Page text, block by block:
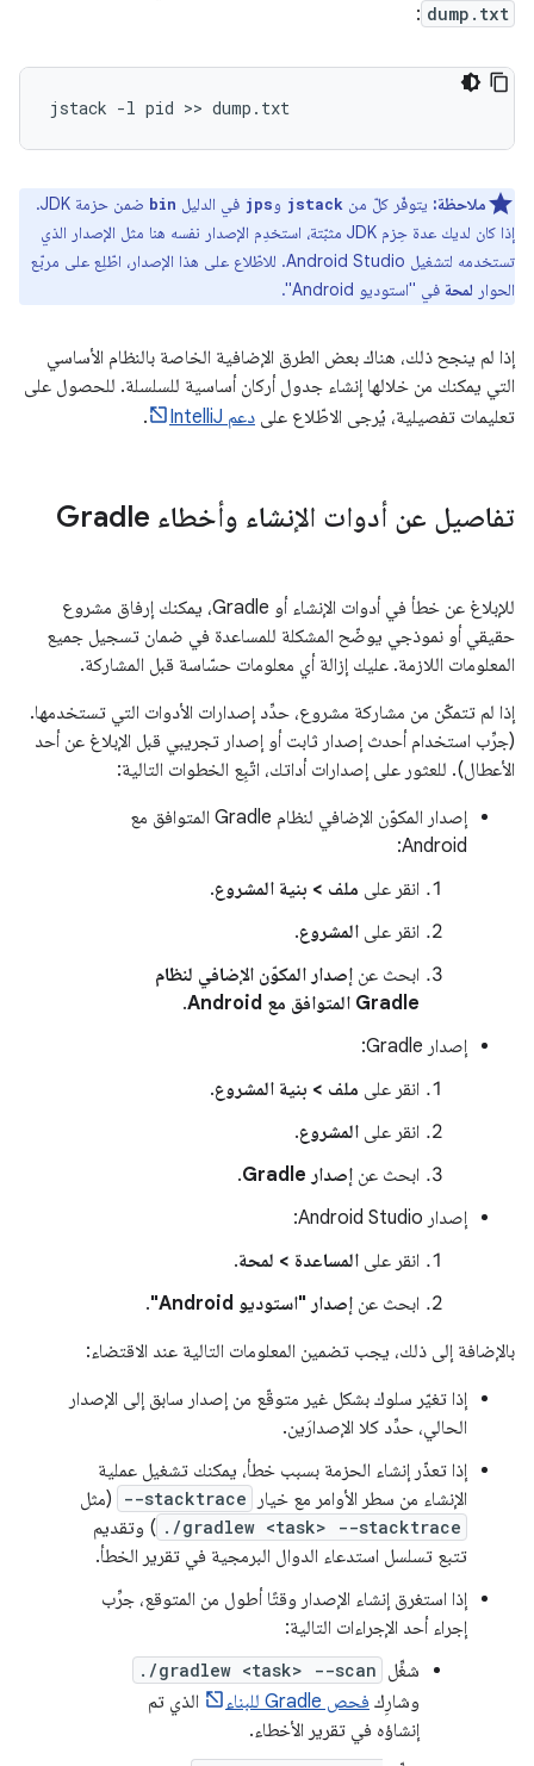
dump.txt
:
ملاحظة: يتوفّر كلّ من jstack وjps في الدليل bin
ضمن حزمة JDK.
إذا كان لديك عدة حِزم JDK مثبّتة، استخدِم الإصدار نفسه هنا مثل الإصدار الذي
تستخدمه لتشغيل Android Studio. للاطّلاع على هذا الإصدار، اطّلِع على مربّع
الحوار لمحة في "استوديو Android".
إذا لم ينجح ذلك، هناك بعض الطرق الإضافية الخاصة بالنظام الأساسي
التي يمكنك من خلالها إنشاء جدول أركان أساسية للسلسلة. للحصول على
تعليمات تفصيلية، يُرجى الاطّلاع على دعم IntelliJ .
تفاصيل عن أدوات الإنشاء وأخطاء Gradle
للإبلاغ عن خطأ في أدوات الإنشاء أو Gradle، يمكنك إرفاق مشروع
حقيقي أو نموذجي يوضّح المشكلة للمساعدة في ضمان تسجيل جميع
المعلومات اللازمة. عليك إزالة أي معلومات حسّاسة قبل المشاركة.
إذا لم تتمكّن من مشاركة مشروع، حدِّد إصدارات الأدوات التي تستخدمها.
(جرِّب استخدام أحدث إصدار ثابت أو إصدار تجريبي قبل الإبلاغ عن أحد
الأعطال). للعثور على إصدارات أداتك، اتّبِع الخطوات التالية:
إصدار المكوّن الإضافي لنظام Gradle المتوافق مع
Android:
انقر على ملف > بنية المشروع.
انقر على المشروع.
ابحث عن إصدار المكوّن الإضافي لنظام
Gradle المتوافق مع Android
.
إصدار Gradle:
انقر على ملف > بنية المشروع.
انقر على المشروع.
ابحث عن إصدار Gradle
.
إصدار Android Studio:
انقر على المساعدة > لمحة.
ابحث عن إصدار "استوديو Android"
.
بالإضافة إلى ذلك، يجب تضمين المعلومات التالية عند الاقتضاء:
إذا تغيّر سلوك بشكل غير متوقّع من إصدار سابق إلى الإصدار
الحالي، حدِّد كلا الإصدارَين.
إذا تعذّر إنشاء الحزمة بسبب خطأ، يمكنك تشغيل عملية
الإنشاء من سطر الأوامر مع خيار
--stacktrace (مثل
./gradlew <task> --stacktrace ) وتقديم
تتبع تسلسل استدعاء الدوال البرمجية في تقرير الخطأ.
إذا استغرق إنشاء الإصدار وقتًا أطول من المتوقع، جرِّب
إجراء أحد الإجراءات التالية:
شغِّل ./gradlew <task> --scan
وشارِك فحص Gradle للبناء
الذي تم
إنشاؤه في تقرير الأخطاء.